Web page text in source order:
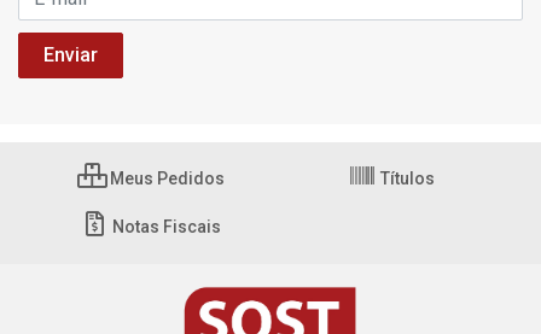
Meus Pedidos Títulos
Notas Fiscais